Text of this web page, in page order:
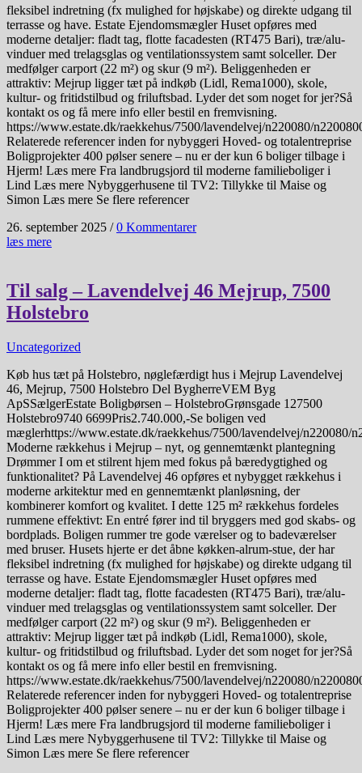
fleksibel indretning (fx mulighed for højskabe) og direkte udgang til
terrasse og have. Estate Ejendomsmægler Huset opføres med
moderne detaljer: fladt tag, flotte facadesten (RT475 Bari), træ/alu-
vinduer med trelagsglas og ventilationssystem samt solceller. Der
medfølger carport (22 m²) og skur (9 m²). Beliggenheden er
attraktiv: Mejrup ligger tæt på indkøb (Lidl, Rema1000), skole,
kultur- og fritidstilbud og friluftsbad. Lyder det som noget for jer?Så
kontakt os og få mere info eller bestil en fremvisning.
https://www.estate.dk/raekkehus/7500/lavendelvej/n220080/
Relaterede referencer inden for nybyggeri Hoved- og totalentreprise
Boligprojekter 400 pølser senere – nu er der kun 6 boliger tilbage i
Hjerm! Læs mere Fra landbrugsjord til moderne familieboliger i
Lind Læs mere Nybyggerhusene til TV2: Tillykke til Maise og
Simon Læs mere Se flere referencer
26. september 2025 / 0 Kommentarer
læs mere
Til salg – Lavendelvej 46 Mejrup, 7500
Holstebro
Uncategorized
Køb hus tæt på Holstebro, nøglefærdigt hus i Mejrup Lavendelvej
46, Mejrup, 7500 Holstebro Del BygherreVEM Byg
ApSSælgerEstate Boligbørsen – HolstebroGrønsgade 127500
Holstebro9740 6699Pris2.740.000,-Se boligen ved
mæglerhttps://www.estate.dk/raekkehus/7500/lavendelvej/n220080/
Moderne rækkehus i Mejrup – nyt, og gennemtænkt plantegning
Drømmer I om et stilrent hjem med fokus på bæredygtighed og
funktionalitet? På Lavendelvej 46 opføres et nybygget rækkehus i
moderne arkitektur med en gennemtænkt planløsning, der
kombinerer komfort og kvalitet. I dette 125 m² rækkehus fordeles
rummene effektivt: En entré fører ind til bryggers med god skabs- og
bordplads. Boligen rummer tre gode værelser og to badeværelser
med bruser. Husets hjerte er det åbne køkken-alrum-stue, der har
fleksibel indretning (fx mulighed for højskabe) og direkte udgang til
terrasse og have. Estate Ejendomsmægler Huset opføres med
moderne detaljer: fladt tag, flotte facadesten (RT475 Bari), træ/alu-
vinduer med trelagsglas og ventilationssystem samt solceller. Der
medfølger carport (22 m²) og skur (9 m²). Beliggenheden er
attraktiv: Mejrup ligger tæt på indkøb (Lidl, Rema1000), skole,
kultur- og fritidstilbud og friluftsbad. Lyder det som noget for jer?Så
kontakt os og få mere info eller bestil en fremvisning.
https://www.estate.dk/raekkehus/7500/lavendelvej/n220080/
Relaterede referencer inden for nybyggeri Hoved- og totalentreprise
Boligprojekter 400 pølser senere – nu er der kun 6 boliger tilbage i
Hjerm! Læs mere Fra landbrugsjord til moderne familieboliger i
Lind Læs mere Nybyggerhusene til TV2: Tillykke til Maise og
Simon Læs mere Se flere referencer